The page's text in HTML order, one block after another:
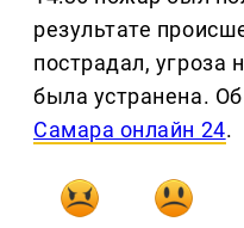
результате
пострадал, угроза
была устранена.
Самара онлайн 24.